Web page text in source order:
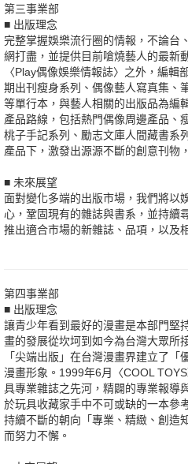
第三事業部
■ 出版理念
完整掌握娛樂流行圈的情報，不論台
網打盡，並提供目前嗆燒藝人的最新
〈Play偶像娛樂情報誌〉之外，編輯
期出刊瘦身系列、偶像藝人寫真集、
等單行本，與藝人相關的出版品為編
產品路線，包括熱門偶像周邊產品、
桃子手記系列、勵志文庫人間藏書系
產品下，激發出源源不斷的創意刊物
■ 未來展望
面對變化多端的出版市場，我們將以
心，鞏固現有的雜誌與書系，並持續
推出適合市場的新雜誌、品項，以及
第四事業部
■ 出版理念
讓青少年看到最好的漫畫是本部門堅
畫的發展從坎坷到如今為台灣大眾所
「尖端出版」在台灣漫畫界建立了
漫畫形象。1999年6月〈COOL
具專業雜誌之先河，精闢的專業報導
於玩具收藏家手中不可或缺的一本參
持續不斷的朝向「專業、精緻、創造
而努力不懈。